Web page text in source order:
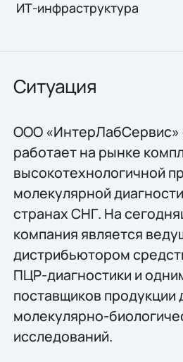
ИТ-инфраструктура
Ситуация
ООО «ИнтерЛабСервис»
работает на рынке
высокотехнологичной
молекулярной
странах СНГ. На
компания является
дистрибьютором
ПЦР-диагностики и
поставщиков продукции
молекулярно-
исследований.